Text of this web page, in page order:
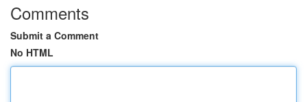
Comments
Submit a Comment
No HTML